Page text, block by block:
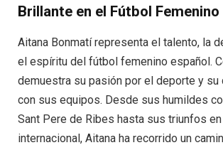
Brillante en el Fútbol Femenino
Aitana Bonmatí representa el talento, la
el espíritu del fútbol femenino español.
demuestra su pasión por el deporte y su
con sus equipos. Desde sus humildes
Sant Pere de Ribes hasta sus triunfos
internacional, Aitana ha recorrido un